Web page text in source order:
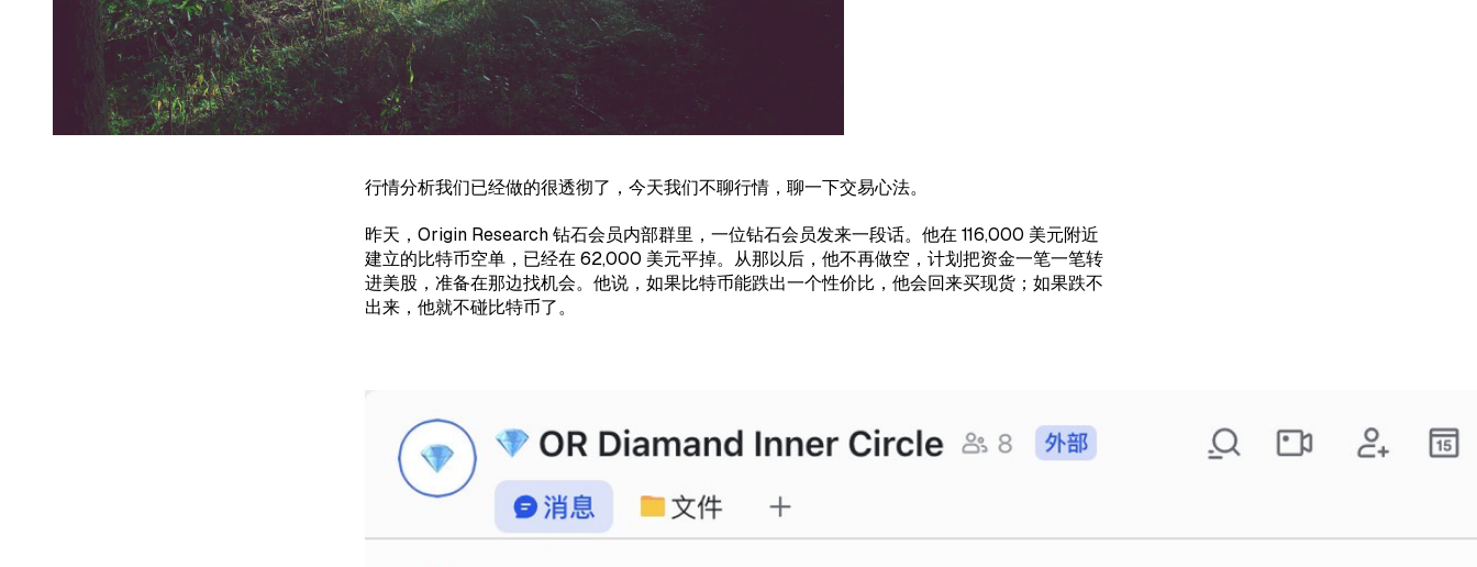
行情分析我们已经做的很透彻了，今天我们不聊行情，聊一下交易心法。
昨天，Origin Research 钻石会员内部群里，一位钻石会员发来一段话。他在 116,000 美元附近
建立的比特币空单，已经在 62,000 美元平掉。从那以后，他不再做空，计划把资金一笔一笔转
进美股，准备在那边找机会。他说，如果比特币能跌出一个性价比，他会回来买现货；如果跌不
出来，他就不碰比特币了。